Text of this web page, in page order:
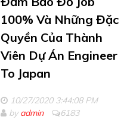
100% Và Những Đặc
Quyền Của Thành
Viên Dự Án Engineer
To Japan
10/27/2020 3:44:08 PM
byadmin 6183